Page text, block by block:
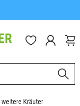
weitere Kräuter